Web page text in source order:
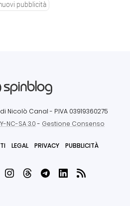
pubblicità
di Nicolò Canal - P.IVA 03919360275
NC-SA 3.0- Gestione Consenso
LEGAL PRIVACY PUBBLICITÀ